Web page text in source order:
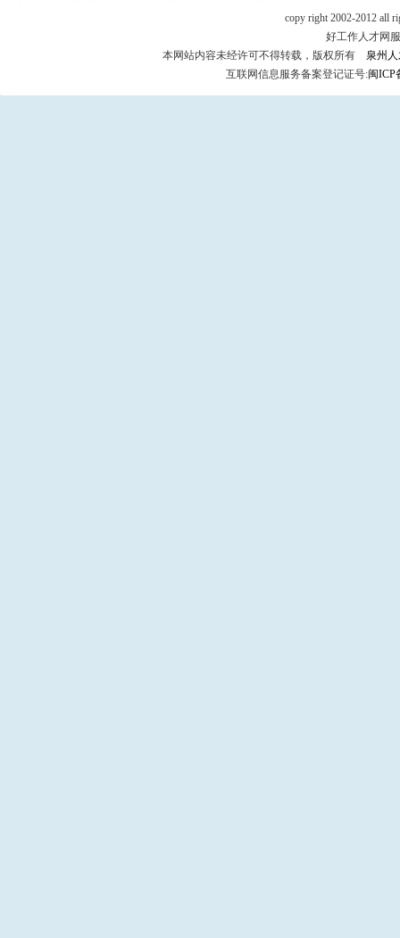
copy right 2002-2012 all
好工作人才网
本网站内容未经许可不得转载，版权所有
泉州
互联网信息服务备案登记证号:闽ICP